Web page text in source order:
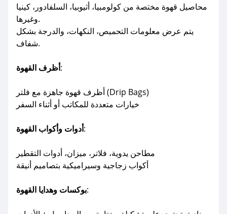
محاصيل قهوة مختصة من كولومبيا، أثيوبيا، السلفادور، كينيا
وغيرها.
يتم عرض معلومات التحميص، النكهات، والدرجة بشكل
شفاف.
أظرف القهوة:
أظرف قهوة جاهزة مع فلتر (Drip Bags)
خيارات متعددة للمكاتب أو أثناء السفر
أدوات وأكواب القهوة:
مطاحن يدوية، فلاتر، ميزان، أدوات التقطير
أكواب زجاجية وسيراميكية بتصاميم أنيقة
بوكسات وهدايا القهوة: